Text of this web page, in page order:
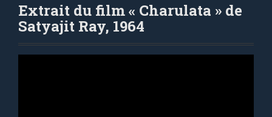
Extrait du film « Charulata » de
Satyajit Ray, 1964